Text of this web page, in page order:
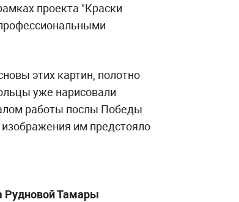
проекта "Краски
этих картин, полотно
уже нарисовали
работы послы Победы
им предстояло
Рудновой Тамары